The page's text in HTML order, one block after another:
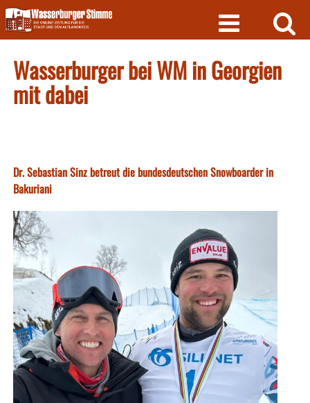
Skip
to
content
Wasserburger bei WM in Georgien
mit dabei
Dr. Sebastian Sinz betreut die bundesdeutschen Snowboarder in
Bakuriani